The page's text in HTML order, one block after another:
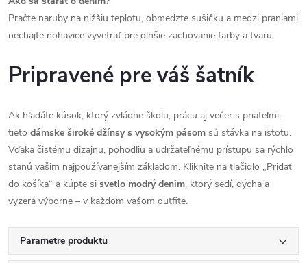
Pračte naruby na nižšiu teplotu, obmedzte sušičku a medzi praniami
nechajte nohavice vyvetrať pre dlhšie zachovanie farby a tvaru.
Pripravené pre váš šatník
Ak hľadáte kúsok, ktorý zvládne školu, prácu aj večer s priateľmi,
tieto dámske široké džínsy s vysokým pásom sú stávka na istotu.
Vďaka čistému dizajnu, pohodliu a udržateľnému prístupu sa rýchlo
stanú vašim najpoužívanejším základom. Kliknite na tlačidlo „Pridať
do košíka“ a kúpte si svetlo modrý denim, ktorý sedí, dýcha a
vyzerá výborne – v každom vašom outfite.
Parametre produktu